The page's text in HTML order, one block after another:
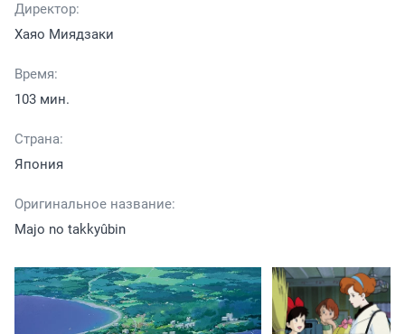
Директор:
Хаяо Миядзаки
Время:
103 мин.
Страна:
Япония
Оригинальное название:
Majo no takkyûbin